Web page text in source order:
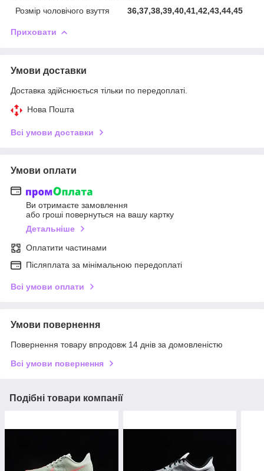
Розмір чоловічого взуття
36,37,38,39,40,41,42,43,44,45
Приховати
Умови доставки
Доставка здійснюється тільки по передоплаті.
Нова Пошта
Всі умови доставки
Умови оплати
Ви отримаєте замовлення
або гроші повернуться на вашу картку
Детальніше
Оплатити частинами
Післяплата за мінімальною передоплаті
Всі умови оплати
Умови повернення
Повернення товару впродовж 14 днів за домовленістю
Всі умови повернення
Подібні товари компанії